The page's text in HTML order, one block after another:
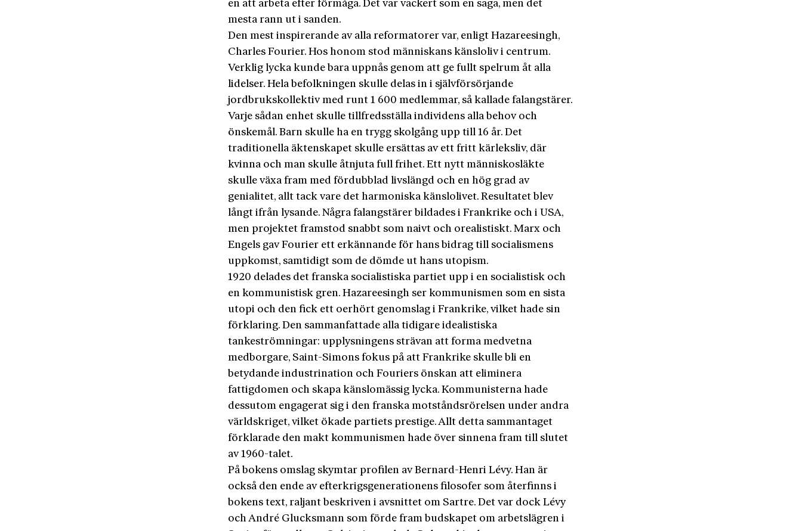
en att arbeta efter förmåga. Det var vackert som en saga, men det
mesta rann ut i sanden.
Den mest inspirerande av alla reformatorer var, enligt Hazareesingh,
Charles Fourier. Hos honom stod människans känsloliv i centrum.
Verklig lycka kunde bara uppnås genom att ge fullt spelrum åt alla
lidelser. Hela befolkningen skulle delas in i självförsörjande
jordbrukskollektiv med runt 1 600 medlemmar, så kallade falangstärer.
Varje sådan enhet skulle tillfredsställa individens alla behov och
önskemål. Barn skulle ha en trygg skolgång upp till 16 år. Det
traditionella äktenskapet skulle ersättas av ett fritt kärleksliv, där
kvinna och man skulle åtnjuta full frihet. Ett nytt människosläkte
skulle växa fram med fördubblad livslängd och en hög grad av
genialitet, allt tack vare det harmoniska känslolivet. Resultatet blev
långt ifrån lysande. Några falangstärer bildades i Frankrike och i USA,
men projektet framstod snabbt som naivt och orealistiskt. Marx och
Engels gav Fourier ett erkännande för hans bidrag till socialismens
uppkomst, samtidigt som de dömde ut hans utopism.
1920 delades det franska socialistiska partiet upp i en socialistisk och
en kommunistisk gren. Hazareesingh ser kommunismen som en sista
utopi och den fick ett oerhört genomslag i Frankrike, vilket hade sin
förklaring. Den sammanfattade alla tidigare idealistiska
tankeströmningar: upplysningens strävan att forma medvetna
medborgare, Saint-Simons fokus på att Frankrike skulle bli en
betydande industrination och Fouriers önskan att eliminera
fattigdomen och skapa känslomässig lycka. Kommunisterna hade
dessutom engagerat sig i den franska motståndsrörelsen under andra
världskriget, vilket ökade partiets prestige. Allt detta sammantaget
förklarade den makt kommunismen hade över sinnena fram till slutet
av 1960-talet.
På bokens omslag skymtar profilen av Bernard-Henri Lévy. Han är
också den ende av efterkrigsgenerationens filosofer som återfinns i
bokens text, raljant beskriven i avsnittet om Sartre. Det var dock Lévy
och André Glucksmann som förde fram budskapet om arbetslägren i